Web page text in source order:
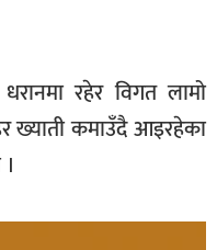
रहेर विगत लामो
ख्याती कमाउँदै आइरहेका